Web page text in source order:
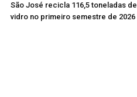
São José recicla 116,5 toneladas de
vidro no primeiro semestre de 2026